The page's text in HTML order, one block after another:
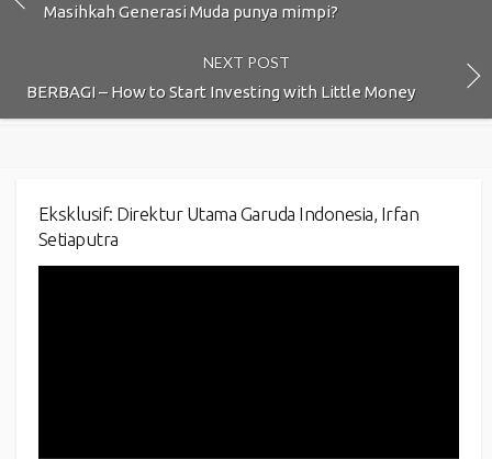
Masihkah Generasi Muda punya mimpi?
NEXT POST
BERBAGI – How to Start Investing with Little Money
Eksklusif: Direktur Utama Garuda Indonesia, Irfan
Setiaputra